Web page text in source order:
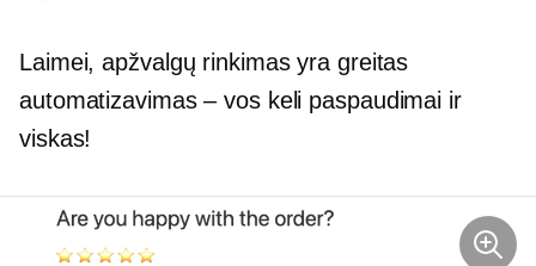
Laimei, apžvalgų rinkimas yra greitas
automatizavimas – vos keli paspaudimai ir
viskas!